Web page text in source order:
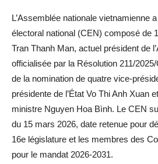
L’Assemblée nationale vietnamienne
électoral national (CEN) composé de
Tran Thanh Man, actuel président de
officialisée par la Résolution 211/
de la nomination de quatre vice-
présidente de l’État Vo Thi Anh Xuan
ministre Nguyen Hoa Bình. Le CEN
du 15 mars 2026, date retenue pour
16e législature et les membres des
pour le mandat 2026-2031.